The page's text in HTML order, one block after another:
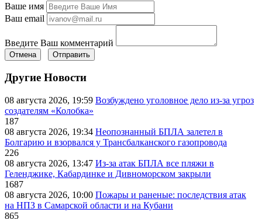
Ваше имя
Ваш email
Введите Ваш комментарий
Отмена Отправить
Другие Новости
08 августа 2026, 19:59 Возбуждено уголовное дело из-за угроз
создателям «Колобка»
187
08 августа 2026, 19:34 Неопознанный БПЛА залетел в
Болгарию и взорвался у Трансбалканского газопровода
226
08 августа 2026, 13:47 Из-за атак БПЛА все пляжи в
Геленджике, Кабардинке и Дивноморском закрыли
1687
08 августа 2026, 10:00 Пожары и раненые: последствия атак
на НПЗ в Самарской области и на Кубани
865